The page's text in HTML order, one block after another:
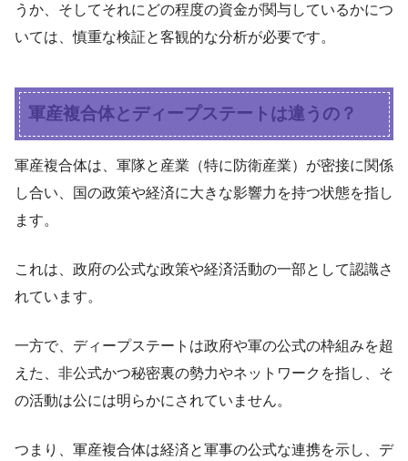
うか、そしてそれにどの程度の資金が関与しているかにつ
いては、慎重な検証と客観的な分析が必要です。
軍産複合体とディープステートは違うの？
軍産複合体は、軍隊と産業（特に防衛産業）が密接に関係
し合い、国の政策や経済に大きな影響力を持つ状態を指し
ます。
これは、政府の公式な政策や経済活動の一部として認識さ
れています。
一方で、ディープステートは政府や軍の公式の枠組みを超
えた、非公式かつ秘密裏の勢力やネットワークを指し、そ
の活動は公には明らかにされていません。
つまり、軍産複合体は経済と軍事の公式な連携を示し、デ